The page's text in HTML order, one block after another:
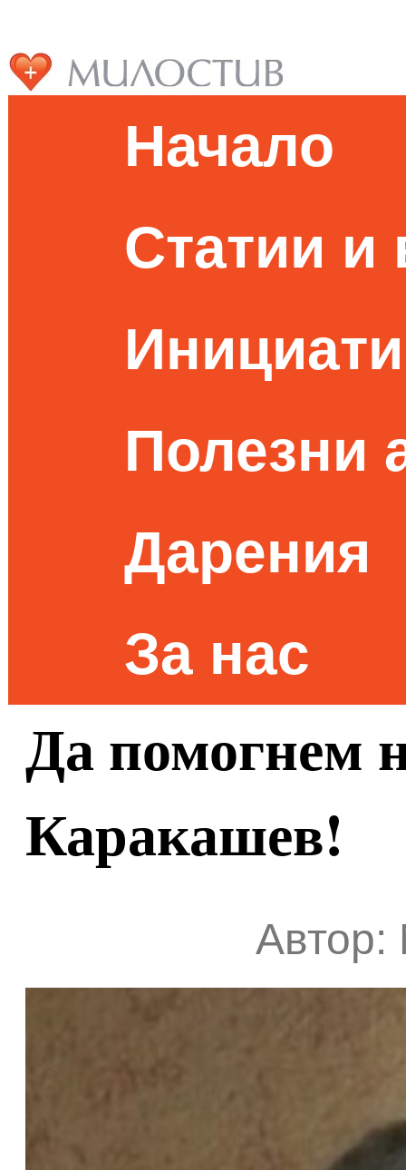
Начало
Статии и
Полезни
Дарения
За нас
Да помогнем
Каракашев!
Автор: